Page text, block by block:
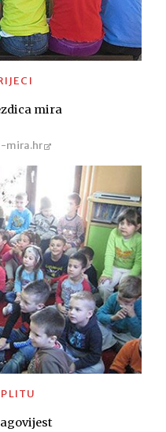
mira
mira.hr